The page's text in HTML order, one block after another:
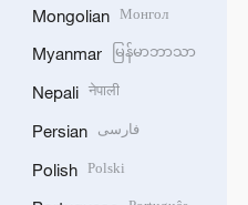
Mongolian Монгол
Myanmar မြန်မာဘာသာ
Nepali नेपाली
Persian فارسی
Polish Polski